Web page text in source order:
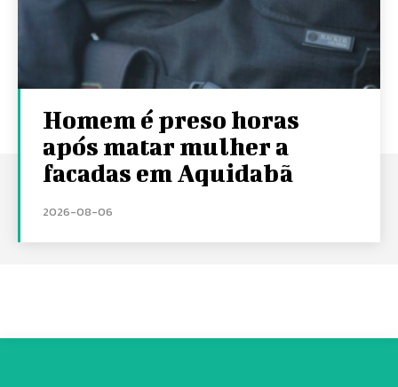
Homem é preso horas
após matar mulher a
facadas em Aquidabã
2026-08-06